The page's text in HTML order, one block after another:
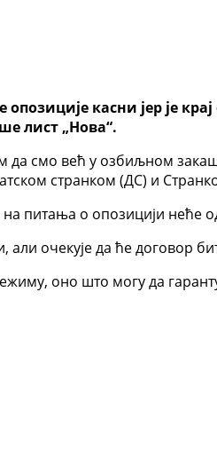
касни јер је
лист „Нова“.
смо већ у озбиљном
странком (ДС) и
питања о опозицији неће
очекује да ће договор
оно што могу да